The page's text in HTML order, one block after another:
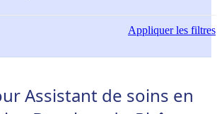
Appliquerles filtres
Assistant de soins en